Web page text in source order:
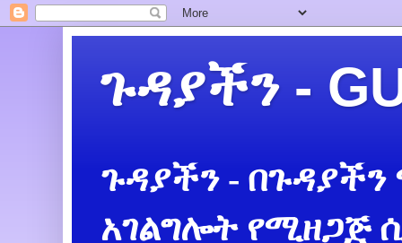
ጉዳያችን -
ጉዳያችን -
አገልግሎት የሚዘጋጅ